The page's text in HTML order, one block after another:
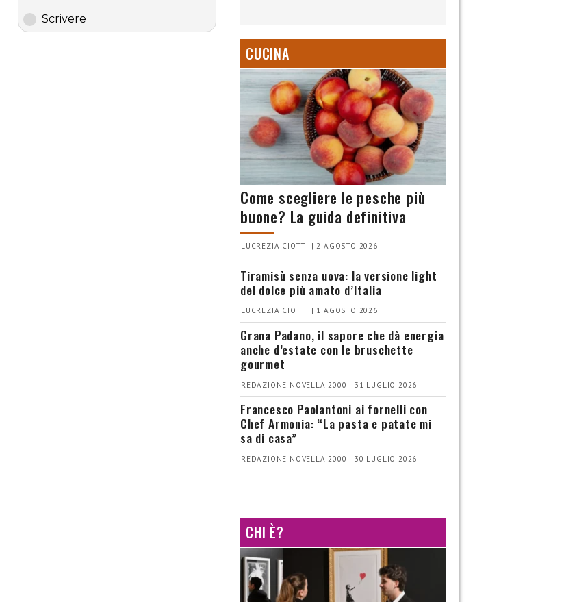
Scrivere
CUCINA
Come scegliere le pesche più
buone? La guida definitiva
LUCREZIA CIOTTI | 2 AGOSTO 2026
Tiramisù senza uova: la versione light
del dolce più amato d’Italia
LUCREZIA CIOTTI | 1 AGOSTO 2026
Grana Padano, il sapore che dà energia
anche d’estate con le bruschette
gourmet
REDAZIONE NOVELLA 2000 | 31 LUGLIO 2026
Francesco Paolantoni ai fornelli con
Chef Armonia: “La pasta e patate mi
sa di casa”
REDAZIONE NOVELLA 2000 | 30 LUGLIO 2026
CHI È?